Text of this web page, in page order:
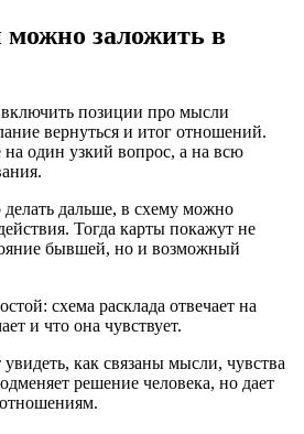
заложить в
включить позиции про мысли
вернуться и итог отношений.
на один узкий вопрос, а на всю
дальше, в схему можно
Тогда карты покажут не
бывшей, но и возможный
схема расклада отвечает на
и что она чувствует.
как связаны мысли, чувства
решение человека, но дает